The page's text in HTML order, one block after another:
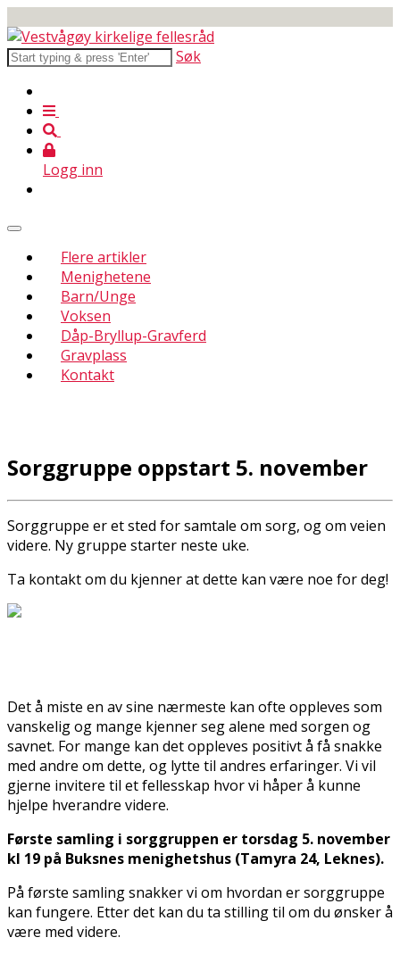
Søk
Logg inn
Flere artikler
Menighetene
Barn/Unge
Voksen
Dåp-Bryllup-Gravferd
Gravplass
Kontakt
Sorggruppe oppstart 5. november
Sorggruppe er et sted for samtale om sorg, og om veien
videre. Ny gruppe starter neste uke.
Ta kontakt om du kjenner at dette kan være noe for deg!
Det å miste en av sine nærmeste kan ofte oppleves som
vanskelig og mange kjenner seg alene med sorgen og
savnet. For mange kan det oppleves positivt å få snakke
med andre om dette, og lytte til andres erfaringer. Vi vil
gjerne invitere til et fellesskap hvor vi håper å kunne
hjelpe hverandre videre.
Første samling i sorggruppen er torsdag 5. november
kl 19 på Buksnes menighetshus (Tamyra 24, Leknes).
På første samling snakker vi om hvordan er sorggruppe
kan fungere. Etter det kan du ta stilling til om du ønsker å
være med videre.